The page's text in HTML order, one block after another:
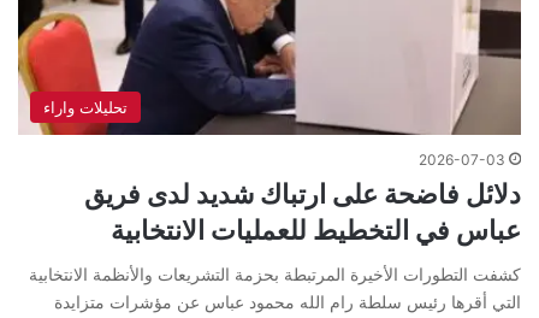
تحليلات واراء
2026-07-03
دلائل فاضحة على ارتباك شديد لدى فريق
عباس في التخطيط للعمليات الانتخابية
كشفت التطورات الأخيرة المرتبطة بحزمة التشريعات والأنظمة الانتخابية
التي أقرها رئيس سلطة رام الله محمود عباس عن مؤشرات متزايدة